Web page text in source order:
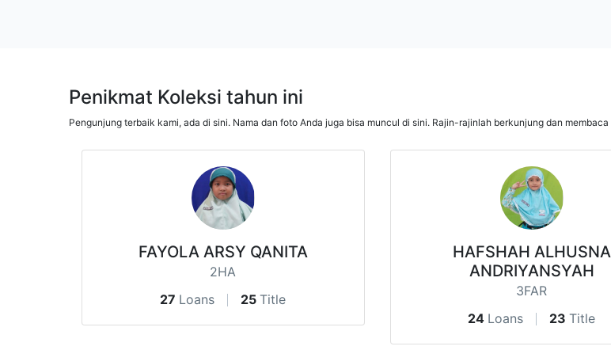
Penikmat Koleksi tahun ini
Pengunjung terbaik kami, ada di sini. Nama dan foto Anda juga bisa muncul di sini. Rajin-rajinlah berkunjung dan membaca
FAYOLA ARSY QANITA
2HA
27 Loans 25 Title
HAFSHAH ALHUSNA
ANDRIYANSYAH
3FAR
24 Loans 23 Title